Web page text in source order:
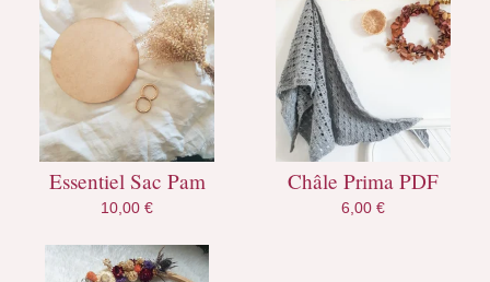
Essentiel Sac Pam
10,00 €
Châle Prima PDF
6,00 €